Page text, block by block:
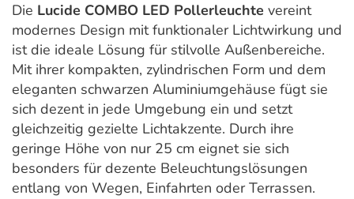
Die Lucide COMBO LED Pollerleuchte vereint
modernes Design mit funktionaler Lichtwirkung und
ist die ideale Lösung für stilvolle Außenbereiche.
Mit ihrer kompakten, zylindrischen Form und dem
eleganten schwarzen Aluminiumgehäuse fügt sie
sich dezent in jede Umgebung ein und setzt
gleichzeitig gezielte Lichtakzente. Durch ihre
geringe Höhe von nur 25 cm eignet sie sich
besonders für dezente Beleuchtungslösungen
entlang von Wegen, Einfahrten oder Terrassen.